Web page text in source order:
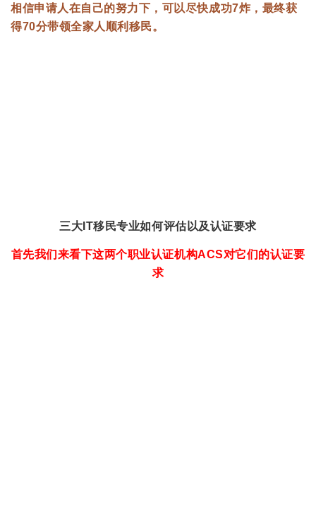
相信申请人在自己的努力下，可以尽快成功7炸，最终获
得70分带领全家人顺利移民。
三大IT移民专业如何评估以及认证要求
首先我们来看下这两个职业认证机构ACS对它们的认证要
求